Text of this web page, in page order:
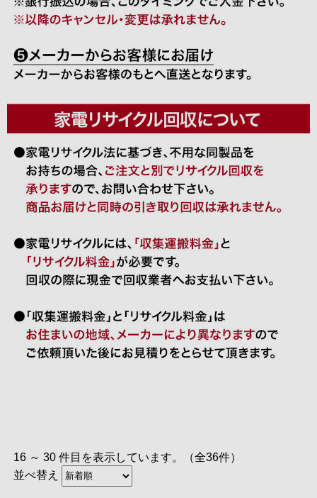
16 ～ 30 件目を表示しています。（全36件）
並べ替え